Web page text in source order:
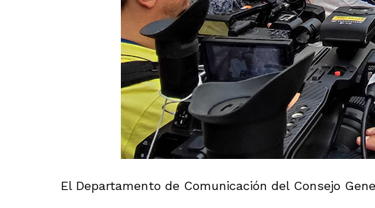
El Departamento de Comunicación del Consejo